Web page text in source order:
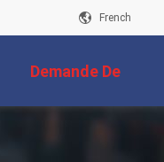
French
Demande De
Soumission